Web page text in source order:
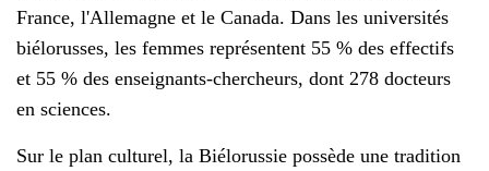
France, l'Allemagne et le Canada. Dans les universités
biélorusses, les femmes représentent 55 % des effectifs
et 55 % des enseignants-chercheurs, dont 278 docteurs
en sciences.
Sur le plan culturel, la Biélorussie possède une tradition